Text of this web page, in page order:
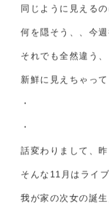
・
・
・
同じように見える
何を隠そう、、今
それでも全然違う、
新鮮に見えちゃっ
・
・